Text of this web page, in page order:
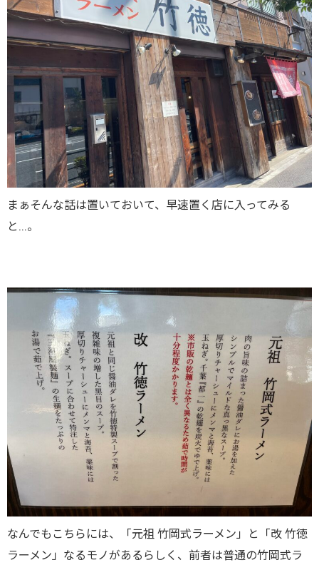
まぁそんな話は置いておいて、早速置く店に入ってみる
と…。
なんでもこちらには、「元祖 竹岡式ラーメン」と「改 竹徳
ラーメン」なるモノがあるらしく、前者は普通の竹岡式ラ